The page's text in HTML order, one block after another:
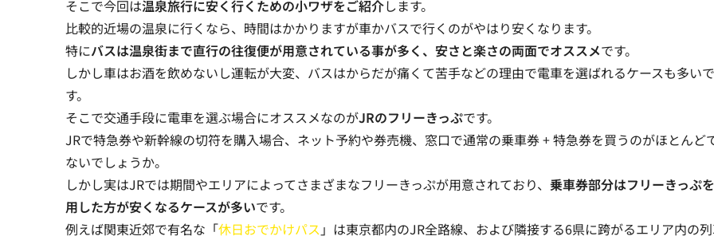
そこで今回は温泉旅行に安く行くための小ワザをご紹介します。
比較的近場の温泉に行くなら、時間はかかりますが車かバスで行くのがやはり安くなります。
特にバスは温泉街まで直行の往復便が用意されている事が多く、安さと楽さの両面でオススメです。
しかし車はお酒を飲めないし運転が大変、バスはからだが痛くて苦手などの理由で電車を選ばれるケースも多いで
す。
そこで交通手段に電車を選ぶ場合にオススメなのがJRのフリーきっぷです。
JRで特急券や新幹線の切符を購入場合、ネット予約や券売機、窓口で通常の乗車券 + 特急券を買うのがほとんど
ないでしょうか。
しかし実はJRでは期間やエリアによってさまざまなフリーきっぷが用意されており、 乗車券部分はフリーきっぷ
用した方が安くなるケースが多いです。
例えば関東近郊で有名な「休日おでかけパス 」は東京都内のJR全路線、および隣接する6県に跨がるエリア内の